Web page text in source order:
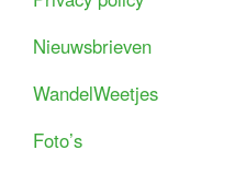
Nieuwsbrieven
WandelWeetjes
Foto’s